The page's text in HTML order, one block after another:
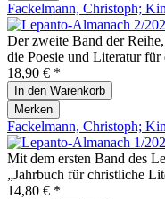
Fackelmann, Christoph;
Der zweite Band der
die Poesie und Literatur für
18,90 € *
In den Warenkorb
Merken
Fackelmann, Christoph;
Mit dem ersten Band des
„Jahrbuch für christliche
14,80 € *